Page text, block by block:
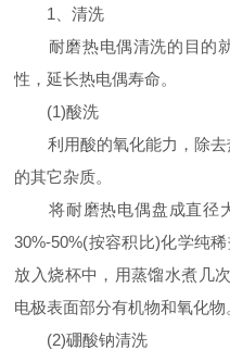
1、清洗
耐磨热电偶清洗的目的就
性，延长热电偶寿命。
(1)酸洗
利用酸的氧化能力，除去
的其它杂质。
将耐磨热电偶盘成直径大
30%-50%(按容积比)化学纯
放入烧杯中，用蒸馏水煮几
电极表面部分有机物和氧化物
(2)硼酸钠清洗